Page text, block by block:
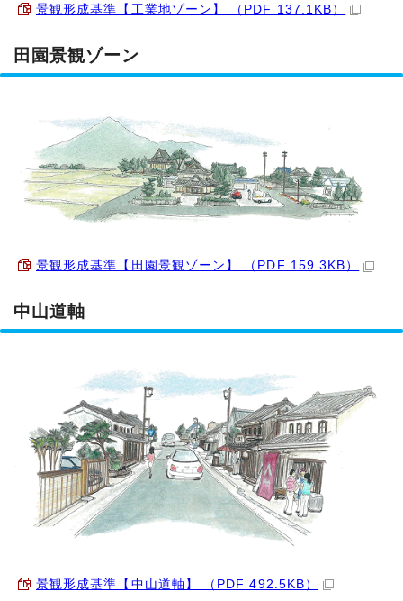
景観形成基準【工業地ゾーン】 （PDF 137.1KB）
田園景観ゾーン
景観形成基準【田園景観ゾーン】 （PDF 159.3KB）
中山道軸
景観形成基準【中山道軸】 （PDF 492.5KB）